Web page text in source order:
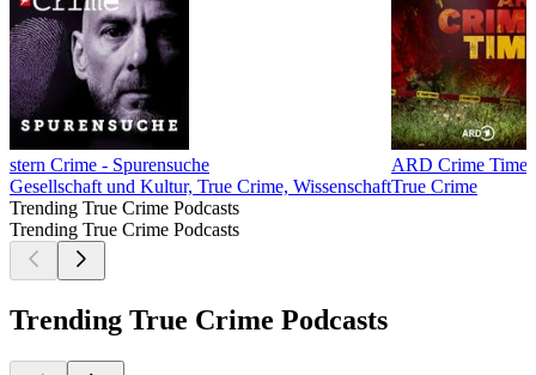
stern Crime - Spurensuche
Gesellschaft und Kultur, True Crime, Wissenschaft
ARD Crime Time
True Crime
Trending True Crime Podcasts
Trending True Crime Podcasts
Trending True Crime Podcasts